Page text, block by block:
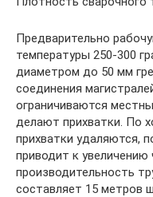
Предварительно
температуры 250-300
диаметром до 50 мм
соединения
ограничиваются
делают прихватки. По
прихватки удаляются,
приводит к
производительность
составляет 15 метров